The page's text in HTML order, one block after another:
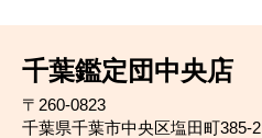
千葉鑑定団中央店
〒260-0823
千葉県千葉市中央区塩田町385-2